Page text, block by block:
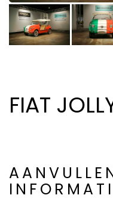
FIAT